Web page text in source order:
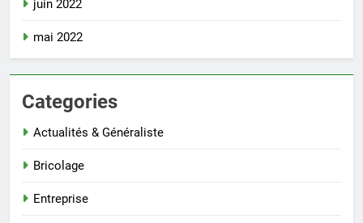
juin 2022
mai 2022
Categories
Actualités & Généraliste
Bricolage
Entreprise